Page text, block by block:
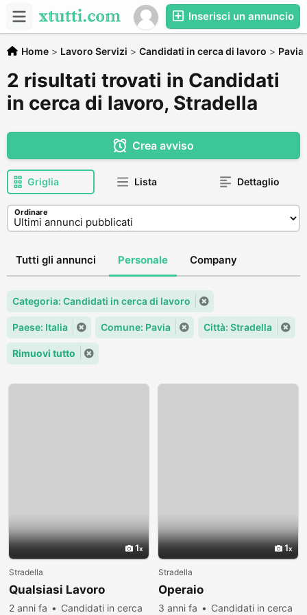
Inserisci un annuncio
Home > Lavoro Servizi > Candidati in cerca di lavoro > Pavia
2 risultati trovati in Candidati
in cerca di lavoro, Stradella
Crea avviso
Griglia Lista Dettaglio
Ordinare
Tutti gli annunci Personale Company
Categoria: Candidati in cerca di lavoro
Paese: Italia Comune: Pavia Città: Stradella
Rimuovi tutto
1
Stradella
Qualsiasi Lavoro
2 anni fa
Candidati in cerca
1
Stradella
Operaio
3 anni fa
Candidati in cerca